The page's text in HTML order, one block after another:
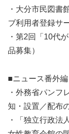
・大分市民図書
ブ利用者登録サ
・第2回「10代
品募集）
■ニュース番外編
・外務省パンフ
知・設置／配布
・「独立行政法